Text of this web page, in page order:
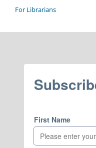
For Librarians